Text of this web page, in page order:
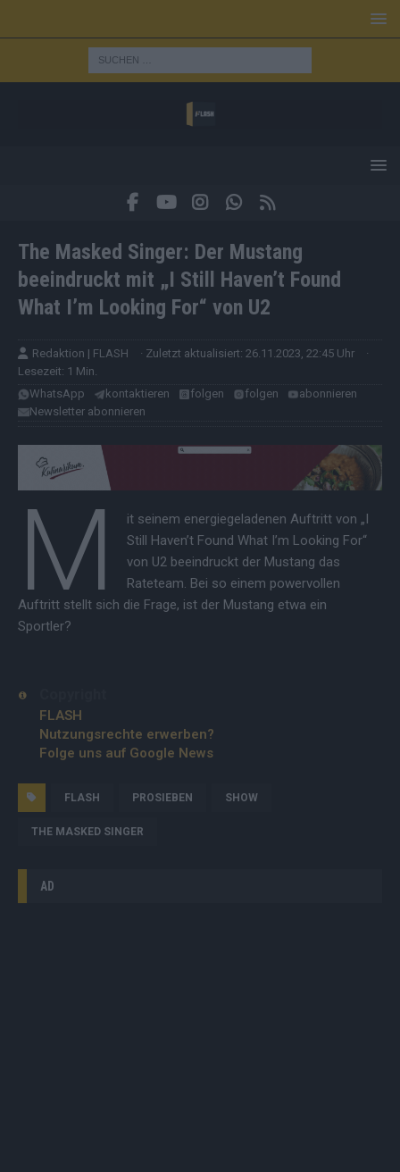
The Masked Singer: Der Mustang
beeindruckt mit „I Still Haven’t Found
What I’m Looking For“ von U2
Redaktion | FLASH · Zuletzt aktualisiert: 26.11.2023, 22:45 Uhr
·
Lesezeit: 1 Min.
WhatsApp
kontaktieren folgen folgen
abonnieren
Newsletter abonnieren
M
it seinem energiegeladenen Auftritt von „I
Still Haven’t Found What I’m Looking For“
von U2 beeindruckt der Mustang das
Rateteam. Bei so einem powervollen
Auftritt stellt sich die Frage, ist der Mustang etwa ein
Sportler?
FLASH
Nutzungsrechte erwerben?
Folge uns auf Google News
FLASH PROSIEBEN SHOW
THE MASKED SINGER
AD